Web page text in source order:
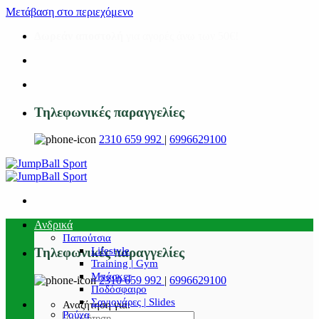
Μετάβαση στο περιεχόμενο
Τηλεφωνικές παραγγελίες
2310 659 992 | 6996629100
Τηλεφωνικές παραγγελίες
2310 659 992 | 6996629100
Αναζήτηση για:
Ανδρικά
Παπούτσια
Lifestyle
Training | Gym
Μπάσκετ
Ποδόσφαιρο
Σαγιονάρες | Slides
Ρούχα